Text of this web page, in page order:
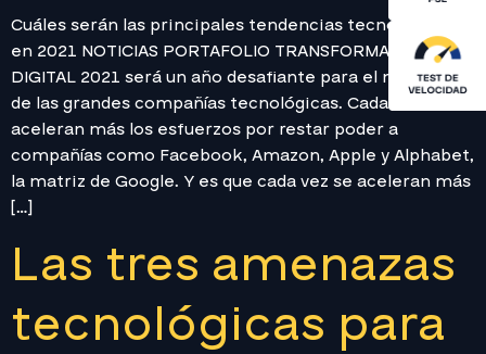
Cuáles serán las principales tendencias tecnológicas
en 2021 NOTICIAS PORTAFOLIO TRANSFORMACIÓN
DIGITAL 2021 será un año desafiante para el monopolio
de las grandes compañías tecnológicas. Cada vez se
aceleran más los esfuerzos por restar poder a
compañías como Facebook, Amazon, Apple y Alphabet,
la matriz de Google. Y es que cada vez se aceleran más
[…]
Las tres amenazas
tecnológicas para